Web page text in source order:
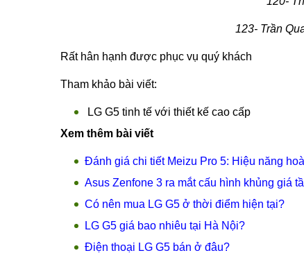
123- Trần
Rất hân hạnh được phục vụ quý khách
Tham khảo bài viết:
LG G5 tinh tế với thiết kế cao cấp
Xem thêm bài viết
Đánh giá chi tiết Meizu Pro 5: Hiệu năng
Asus Zenfone 3 ra mắt cấu hình khủng giá
Có nên mua LG G5 ở thời điểm hiện tại?
LG G5 giá bao nhiêu tại Hà Nội?
Điện thoại LG G5 bán ở đâu?